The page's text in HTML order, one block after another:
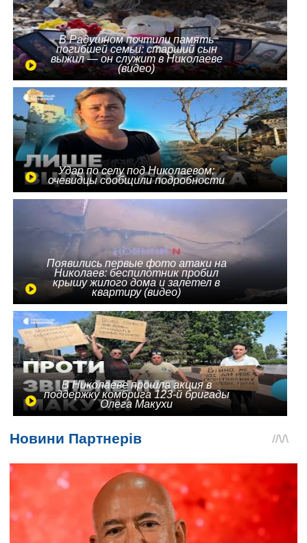
В Радушном почтили память
погибшей семьи: старший сын
выжил — он служит в Николаеве
(видео)
Удар по селу под Николаевом:
очевидцы сообщили подробности
Появились первые фото атаки на
Николаев: беспилотник пробил
крышу жилого дома и залетел в
квартиру (видео)
В Николаеве прошла акция в
поддержку комбрига 123-й бригады
Олега Макухи